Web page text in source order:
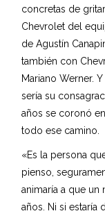
concretas de
Chevrolet del
de Agustín
también con
Mariano Werner.
sería su
años se coronó
todo ese camino.
«Es la persona
pienso,
animaría a que un
años. Ni si estaría